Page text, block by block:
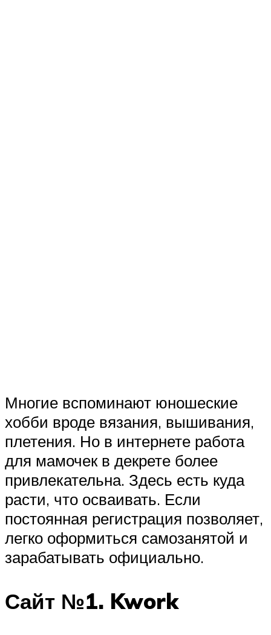
Многие вспоминают юношеские
хобби вроде вязания, вышивания,
плетения. Но в интернете работа
для мамочек в декрете более
привлекательна. Здесь есть куда
расти, что осваивать. Если
постоянная регистрация позволяет,
легко оформиться самозанятой и
зарабатывать официально.
Сайт №1. Kwork